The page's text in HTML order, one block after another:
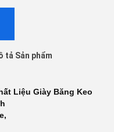
tả Sản phẩm
Liệu Giày Băng Keo
,